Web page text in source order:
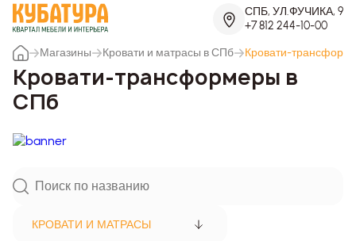
СПБ, УЛ.ФУЧИКА, 9
+7 812 244-10-00
Магазины
Кровати и матрасы в СПб Кровати-
Кровати-трансформеры в
СПб
КРОВАТИ И МАТРАСЫ